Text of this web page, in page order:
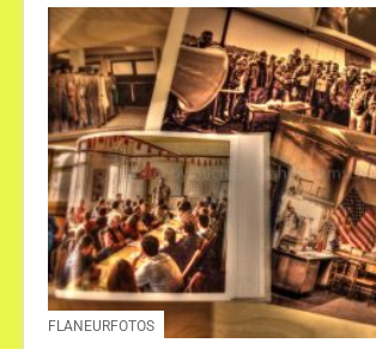
FLANEURFOTOS